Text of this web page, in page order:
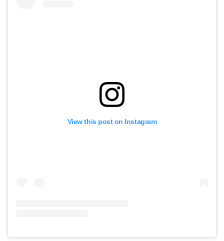
View this post on Instagram